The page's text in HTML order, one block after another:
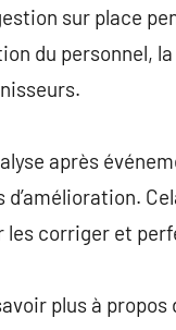
sur place
du personnel,
après
d’amélioration.
les corriger et
plus à propos